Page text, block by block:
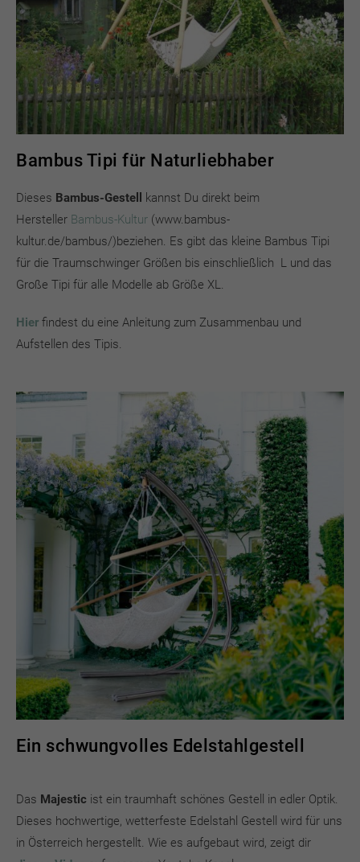
Bambus Tipi für Naturliebhaber
Dieses Bambus-Gestell
kannst Du direkt beim
Hersteller Bambus-Kultur (www.bambus-
kultur.de/bambus/)beziehen. Es gibt das kleine Bambus Tipi
für die Traumschwinger Größen bis einschließlich L und das
Große Tipi für alle Modelle ab Größe XL.
Hier findest du eine Anleitung zum Zusammenbau und
Aufstellen des Tipis.
Ein schwungvolles Edelstahlgestell
Das Majestic ist ein traumhaft schönes Gestell in edler Optik.
Dieses hochwertige, wetterfeste Edelstahl Gestell wird für uns
in Österreich hergestellt. Wie es aufgebaut wird, zeigt dir